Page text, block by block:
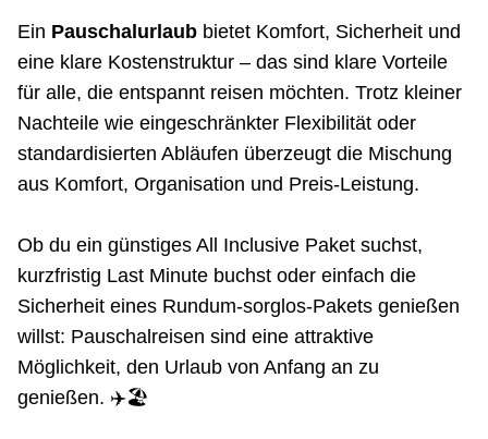
Ein Pauschalurlaub bietet Komfort, Sicherheit und
eine klare Kostenstruktur – das sind klare Vorteile
für alle, die entspannt reisen möchten. Trotz kleiner
Nachteile wie eingeschränkter Flexibilität oder
standardisierten Abläufen überzeugt die Mischung
aus Komfort, Organisation und Preis-Leistung.
Ob du ein günstiges All Inclusive Paket suchst,
kurzfristig Last Minute buchst oder einfach die
Sicherheit eines Rundum-sorglos-Pakets genießen
willst: Pauschalreisen sind eine attraktive
Möglichkeit, den Urlaub von Anfang an zu
genießen. ✈️🏖️